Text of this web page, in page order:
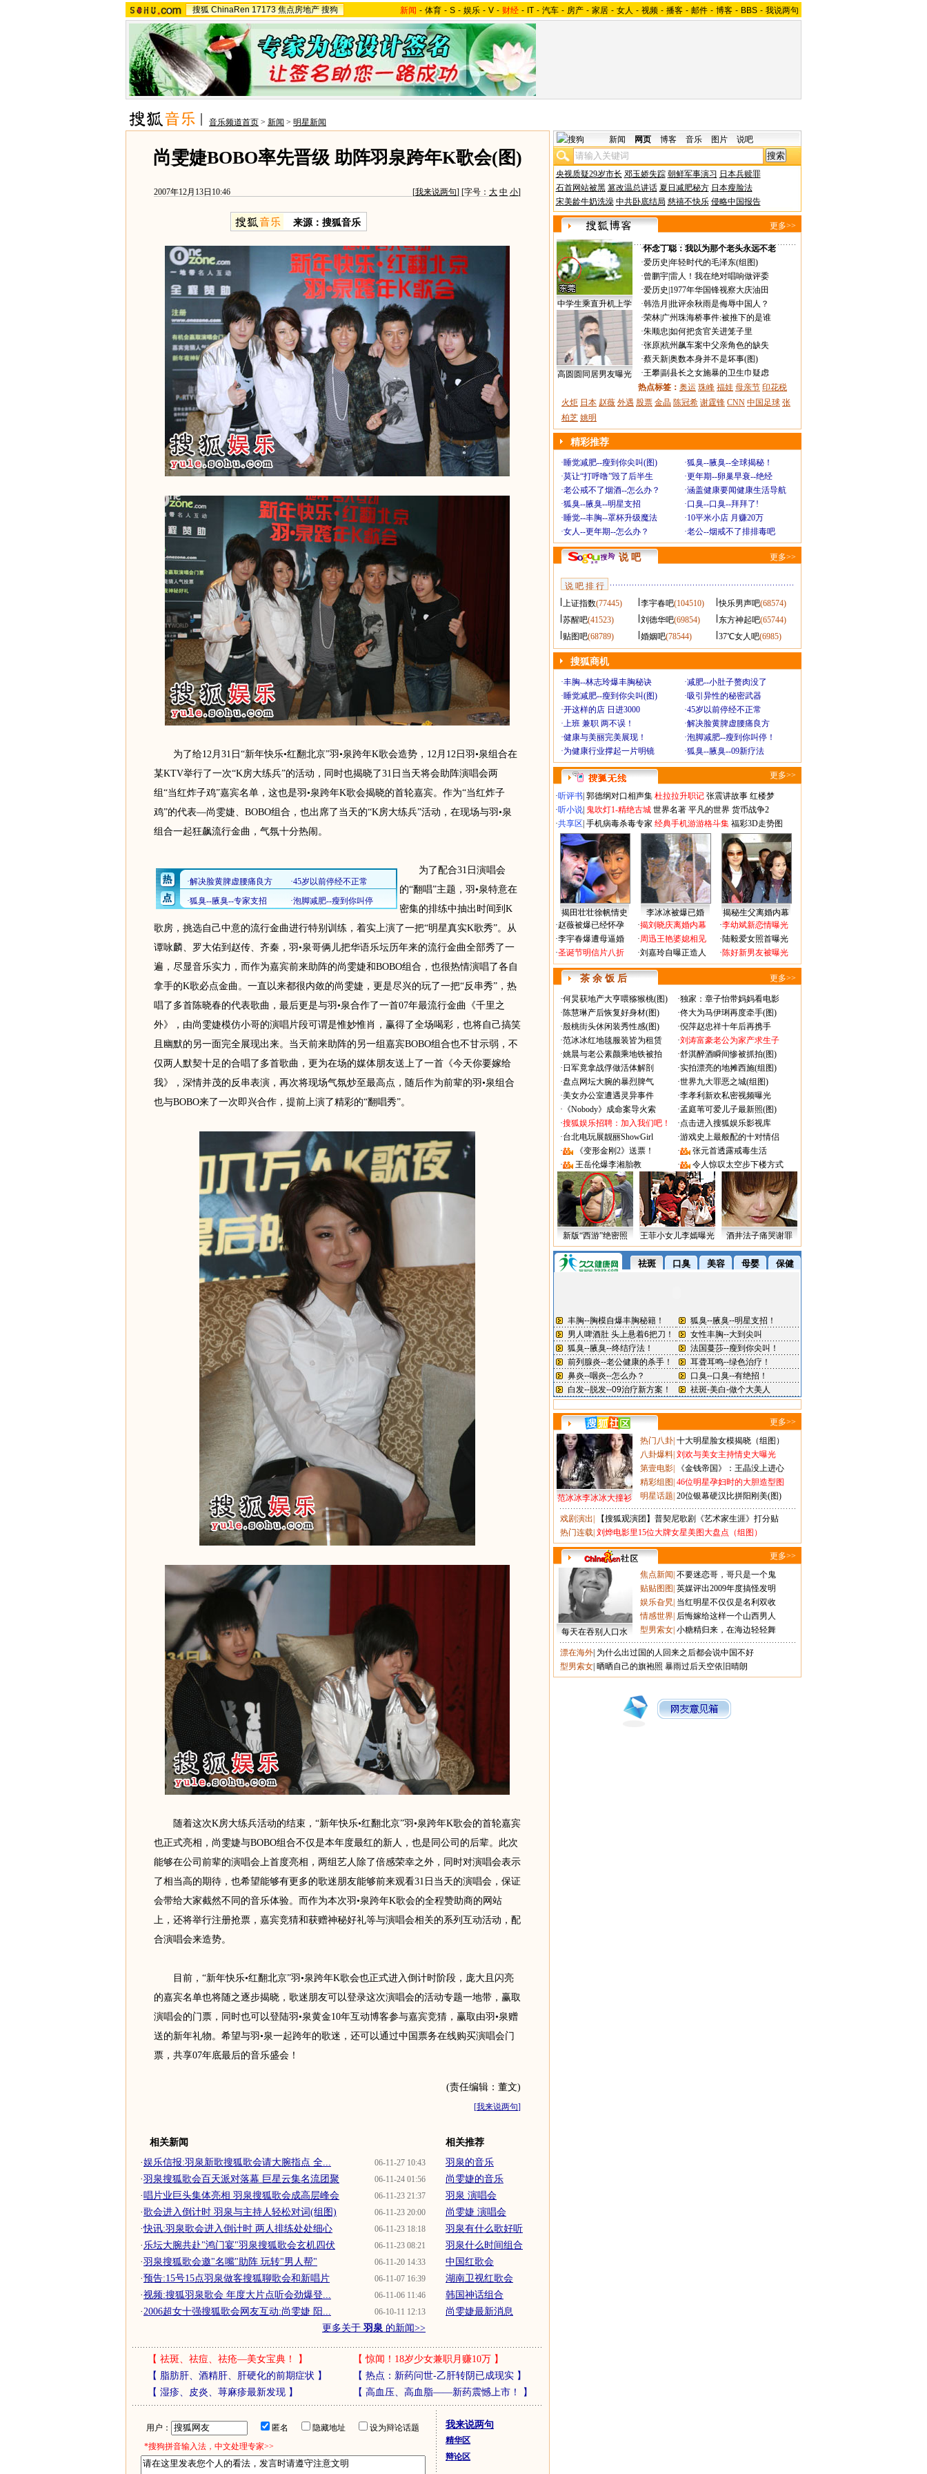
搜狐 ChinaRen 17173 焦点房地产 搜狗 新闻 - 体育 - S - 娱乐 - V - 财经 - IT - 汽车 - 房产 - 家居 - 女人 - 视频 - 播客 - 邮件 - 博客 - BBS - 我说两句
音乐频道首页 > 新闻 > 明星新闻
尚雯婕BOBO率先晋级 助阵羽泉跨年K歌会(图)
2007年12月13日10:46 [我来说两句] [字号： 大 中 小]
来源：搜狐音乐
为了给12月31日“新年快乐•红翻北京”羽•泉跨年K歌会造势，12月12日羽•泉组合在
某KTV举行了一次“K房大练兵”的活动，同时也揭晓了31日当天将会助阵演唱会两
组“当红炸子鸡”嘉宾名单，这也是羽•泉跨年K歌会揭晓的首轮嘉宾。作为“当红炸子
鸡”的代表—尚雯婕、BOBO组合，也出席了当天的“K房大练兵”活动，在现场与羽•泉
组合一起狂飙流行金曲，气氛十分热闹。
为了配合31日演唱会
的“翻唱”主题，羽•泉特意在
密集的排练中抽出时间到K
歌房，挑选自己中意的流行金曲进行特别训练，着实上演了一把“明星真实K歌秀”。从
谭咏麟、罗大佑到赵传、齐秦，羽•泉哥俩儿把华语乐坛历年来的流行金曲全部秀了一
遍，尽显音乐实力，而作为嘉宾前来助阵的尚雯婕和BOBO组合，也很热情演唱了各自
拿手的K歌必点金曲。一直以来都很内敛的尚雯婕，更是尽兴的玩了一把“反串秀”，热
唱了多首陈晓春的代表歌曲，最后更是与羽•泉合作了一首07年最流行金曲《千里之
外》，由尚雯婕模仿小哥的演唱片段可谓是惟妙惟肖，赢得了全场喝彩，也将自己搞笑
且幽默的另一面完全展现出来。当天前来助阵的另一组嘉宾BOBO组合也不甘示弱，不
仅两人默契十足的合唱了多首歌曲，更为在场的媒体朋友送上了一首《今天你要嫁给
我》，深情并茂的反串表演，再次将现场气氛炒至最高点，随后作为前辈的羽•泉组合
也与BOBO来了一次即兴合作，提前上演了精彩的“翻唱秀”。
随着这次K房大练兵活动的结束，“新年快乐•红翻北京”羽•泉跨年K歌会的首轮嘉宾
也正式亮相，尚雯婕与BOBO组合不仅是本年度最红的新人，也是同公司的后辈。此次
能够在公司前辈的演唱会上首度亮相，两组艺人除了倍感荣幸之外，同时对演唱会表示
了相当高的期待，也希望能够有更多的歌迷朋友能够前来观看31日当天的演唱会，保证
会带给大家截然不同的音乐体验。而作为本次羽•泉跨年K歌会的全程赞助商的网站
上，还将举行注册抢票，嘉宾竞猜和获赠神秘好礼等与演唱会相关的系列互动活动，配
合演唱会来造势。
目前，“新年快乐•红翻北京”羽•泉跨年K歌会也正式进入倒计时阶段，庞大且闪亮
的嘉宾名单也将随之逐步揭晓，歌迷朋友可以登录这次演唱会的活动专题一地带，赢取
演唱会的门票，同时也可以登陆羽•泉黄金10年互动博客参与嘉宾竞猜，赢取由羽•泉赠
送的新年礼物。希望与羽•泉一起跨年的歌迷，还可以通过中国票务在线购买演唱会门
票，共享07年底最后的音乐盛会！
(责任编辑：董文)
[我来说两句]
相关新闻
06-11-27 10:43
·娱乐信报:羽泉新歌搜狐歌会请大腕指点 全...
06-11-24 01:56
·羽泉搜狐歌会百天派对落幕 巨星云集名流团聚
06-11-23 21:37
·唱片业巨头集体亮相 羽泉搜狐歌会成高层峰会
06-11-23 20:00
·歌会进入倒计时 羽泉与主持人轻松对词(组图)
06-11-23 18:18
·快讯:羽泉歌会进入倒计时 两人排练处处细心
06-11-23 08:21
· 乐坛大腕共赴"鸿门宴"羽泉搜狐歌会玄机四伏
06-11-20 14:33
·羽泉搜狐歌会邀"名嘴"助阵 玩转"男人帮"
06-11-07 16:39
·预告:15号15点羽泉做客搜狐聊歌会和新唱片
06-11-06 11:46
·视频:搜狐羽泉歌会 年度大片点听会劲爆登...
06-10-11 12:13
·2006超女十强搜狐歌会网友互动:尚雯婕 阳...
更多关于 羽泉 的新闻>>
相关推荐
羽泉的音乐
尚雯婕的音乐
羽泉 演唱会
尚雯婕 演唱会
羽泉有什么歌好听
羽泉什么时间组合
中国红歌会
湖南卫视红歌会
韩国神话组合
尚雯婕最新消息
【 祛斑、祛痘、祛疮—美女宝典！ 】 【惊闻！18岁少女兼职月赚10万】
【 脂肪肝、酒精肝、肝硬化的前期症状 】 【 热点：新药问世-乙肝转阴已成现实】
【 湿疹、皮炎、荨麻疹最新发现】 【 高血压、高血脂——新药震憾上市！ 】
用户： 匿名 隐藏地址
设为辩论话题
*搜狗拼音输入法，中文处理专家>>
我来说两句
精华区
辩论区
新闻 网页 博客 音乐 图片 说吧
央视质疑29岁市长 邓玉娇失踪 朝鲜军事演习 日本兵赎罪
石首网站被黑 篡改温总讲话 夏日减肥秘方 日本瘦脸法
宋美龄牛奶洗澡 中共卧底结局 慈禧不快乐 侵略中国报告
更多>>
中学生乘直升机上学
高圆圆同居男友曝光
·怀念丁聪：我以为那个老头永远不老
·爱历史 年轻时代的毛泽东(组图)
·曾鹏宇|雷人！我在绝对唱响做评委
·爱历史 1977年华国锋视察大庆油田
·韩浩月 批评余秋雨是侮辱中国人？
·荣林| 广州珠海桥事件:被推下的是谁
·朱顺忠 如何把贪官关进笼子里
·张原|杭州飙车案中父亲角色的缺失
·蔡天新|奥数本身并不是坏事(图)
·王攀|副县长之女施暴的卫生巾疑虑
热点标签： 奥运 珠峰 福娃 母亲节 印花税
火炬 日本 赵薇 外遇 股票 金晶 陈冠希 谢霆锋 CNN 中国足球 张
柏芝 姚明
精彩推荐
·睡觉减肥--瘦到你尖叫(图) ·狐臭--腋臭--全球揭秘！
·莫让“打呼噜”毁了后半生 ·更年期--卵巢早衰--绝经
·老公戒不了烟酒--怎么办？ ·涵盖健康要闻健康生活导航
·狐臭--腋臭--明星支招 ·口臭--口臭--拜拜了!
·睡觉--丰胸--罩杯升级魔法 ·10平米小店 月赚20万
·女人--更年期--怎么办？ ·老公--烟戒不了排排毒吧
说 吧 更多>>
说 吧 排 行
上证指数(77445) 李宇春吧(104510) 快乐男声吧(68574)
苏醒吧(41523) 刘德华吧(69854) 东方神起吧(65744)
贴图吧(68789) 婚姻吧(78544) 37℃女人吧(6985)
搜狐商机
·丰胸--林志玲爆丰胸秘诀 ·减肥--小肚子赘肉没了
·睡觉减肥--瘦到你尖叫(图) ·吸引异性的秘密武器
·开这样的店 日进3000 ·45岁以前停经不正常
·上班 兼职 两不误！ ·解决脸黄脾虚腰痛良方
·健康与美丽完美展现！ ·泡脚减肥--瘦到你叫停！
·为健康行业撑起一片明镜 ·狐臭--腋臭--09新疗法
更多>>
·听评书 郭德纲对口相声集 杜拉拉升职记 张震讲故事 红楼梦
·听小说 鬼吹灯1-精绝古城 世界名著 平凡的世界 货币战争2
·共享区 手机病毒杀毒专家 经典手机游游格斗集 福彩3D走势图
揭田壮壮徐帆情史 李冰冰被爆已婚
揭秘生父离婚内幕
·赵薇被爆已经怀孕
·李宇春爆遭母逼婚
·圣诞节明信片八折
·揭刘晓庆离婚内幕
·周迅王艳婆媳相见
·刘嘉玲自曝正造人
·李幼斌新恋情曝光
·陆毅爱女照首曝光
·陈好新男友被曝光
茶 余 饭 后 更多>>
·何炅获地产大亨喂猕猴桃(图) ·独家：章子怡带妈妈看电影
·陈慧琳产后恢复好身材(图) ·佟大为马伊琍再度牵手(图)
·殷桃街头休闲装秀性感(图) ·倪萍赵忠祥十年后再携手
·范冰冰红地毯服装皆为租赁 ·刘涛富豪老公为家产求生子
·姚晨与老公素颜乘地铁被拍 ·舒淇醉酒瞬间惨被抓拍(图)
· 日军竟拿战俘做活体解剖 ·实拍漂亮的地摊西施(组图)
·盘点网坛大腕的暴烈脾气 ·世界九大罪恶之城(组图)
·美女办公室遭遇灵异事件 ·李孝利新欢私密视频曝光
· 《Nobody》成命案导火索 ·孟庭苇可爱儿子最新照(图)
·搜狐娱乐招聘：加入我们吧！ ·点击进入搜狐娱乐影视库
·台北电玩展靓丽ShowGirl ·游戏史上最般配的十对情侣
·
《变形金刚2》送票！ ·
张元首透露戒毒生活
·
王岳伦爆李湘胎教 · 令人惊叹太空步下楼方式
新版“西游”绝密照 王菲小女儿李嫣曝光 酒井法子痛哭谢罪
更多>>
范冰冰李冰冰大撞衫
热门八卦 十大明星脸女模揭晓（组图）
八卦爆料 刘欢与美女主持情史大曝光
第壹电影
《金钱帝国》：王晶没上进心
精彩组图 46位明星孕妇时的大胆造型图
明星话题 20位银幕硬汉比拼阳刚美(图)
戏剧演出
【搜狐观演团】普契尼歌剧《艺术家生涯》打分贴
热门连载 刘烨电影里15位大牌女星美图大盘点（组图）
更多>>
每天在吞别人口水
焦点新闻 不要迷恋哥，哥只是一个鬼
贴贴图图 英媒评出2009年度搞怪发明
娱乐旮旯 当红明星不仅仅是名利双收
情感世界 后悔嫁给这样一个山西男人
型男索女 小糖精归来，在海边轻轻舞
漂在海外 为什么出过国的人回来之后都会说中国不好
型男索女 晒晒自己的旗袍照 暴雨过后天空依旧晴朗